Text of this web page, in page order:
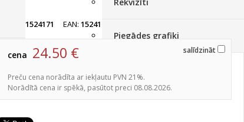
Piegādes grafiki
artikuls:1524171 EAN:1524171
salīdzināt
cena 24.50 €
Preču cena norādīta ar iekļautu PVN 21%.
Norādītā cena ir spēkā, pasūtot preci 08.08.2026.